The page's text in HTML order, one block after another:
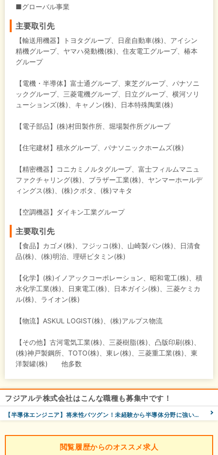
■グローバル事業
主要取引先
【輸送用機器】トヨタグループ、日産自動車(株)、アイシン
精機グループ、ヤマハ発動機(株)、住友電工グループ、椿本
グループ
【電機・半導体】富士通グループ、東芝グループ、パナソニ
ックグループ、三菱電機グループ、日立グループ、横河ソリ
ューションズ(株)、キャノン(株)、日本特殊陶業(株)
【電子部品】(株)村田製作所、堀場製作所グループ
【住宅建材】積水グループ、パナソニックホームズ(株)
【精密機器】コニカミノルタグループ、富士フィルムマニュ
ファクチャリング(株)、ブラザー工業(株)、ヤンマーホールデ
ィングス(株)、(株)クボタ、(株)マキタ
【空調機器】ダイキン工業グループ
主要取引先
【食品】カゴメ(株)、フジッコ(株)、山崎製パン(株)、日清食
品(株)、(株)明治、理研ビタミン(株)
【化学】(株)イノアックコーポレーション、昭和電工(株)、積
水化学工業(株)、日東電工(株)、日本ガイシ(株)、三菱ケミカ
ル(株)、ライオン(株)
【物流】ASKUL LOGIST(株)、(株)アルプス物流
【その他】古河電気工業(株)、三菱樹脂(株)、凸版印刷(株)、
(株)神戸製鋼所、TOTO(株)、東レ(株)、三菱重工業(株)、東
洋製罐(株) 他多数
フジアルテ株式会社はこんな職種も募集中です！
【半導体エンジニア】将来性バツグン！未経験から半導体分野に強いエンジニアへ！｜既卒・文系大歓迎！
閲覧履歴からのオススメ求人